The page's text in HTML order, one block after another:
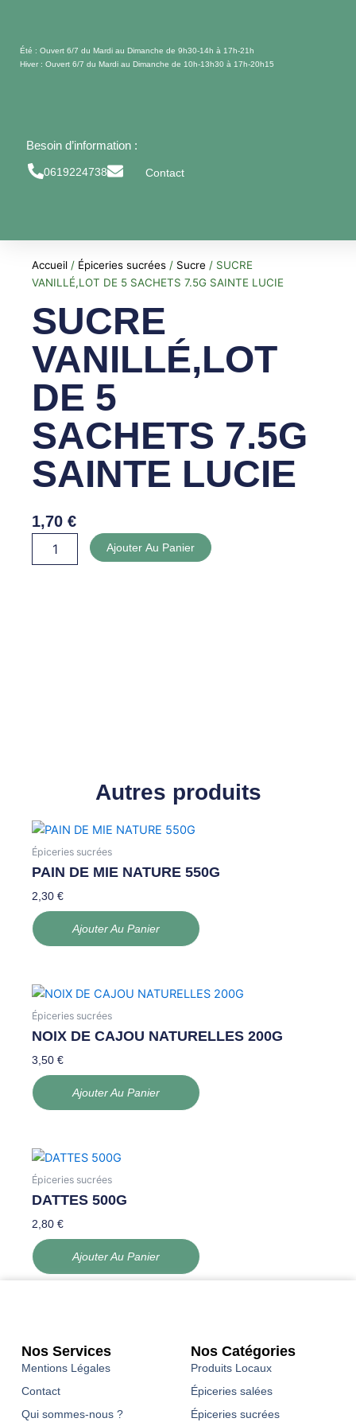
contenuÉté : Ouvert 6/7 du Mardi au Dimanche de 9h30-14h à 17h-21h
Hiver : Ouvert 6/7 du Mardi au Dimanche de 10h-13h30 à 17h-20h15
Besoin d’information :
0619224738 Contact
Accueil / Épiceries sucrées / Sucre / SUCRE
VANILLÉ,LOT DE 5 SACHETS 7.5G SAINTE LUCIE
SUCRE
VANILLÉ,LOT
DE 5
SACHETS 7.5G
SAINTE LUCIE
1,70€
Ajouter Au Panier
Autres produits
Épiceries sucrées
PAIN DE MIE NATURE 550G
2,30€
Ajouter Au Panier
Épiceries sucrées
NOIX DE CAJOU NATURELLES 200G
3,50€
Ajouter Au Panier
Épiceries sucrées
DATTES 500G
2,80€
Ajouter Au Panier
Nos Services
Mentions Légales
Contact
Qui sommes-nous ?
Nos Catégories
Produits Locaux
Épiceries salées
Épiceries sucrées